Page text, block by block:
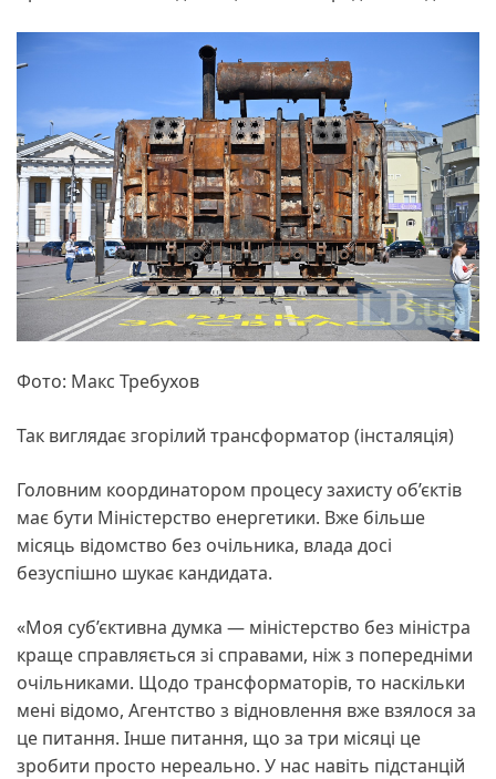
Фото: Макс Требухов
Так виглядає згорілий трансформатор (інсталяція)
Головним координатором процесу захисту об’єктів
має бути Міністерство енергетики. Вже більше
місяць відомство без очільника, влада досі
безуспішно шукає кандидата.
«Моя суб’єктивна думка — міністерство без міністра
краще справляється зі справами, ніж з попередніми
очільниками. Щодо трансформаторів, то наскільки
мені відомо, Агентство з відновлення вже взялося за
це питання. Інше питання, що за три місяці це
зробити просто нереально. У нас навіть підстанцій